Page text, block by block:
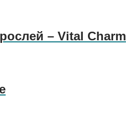
– Vital Charm